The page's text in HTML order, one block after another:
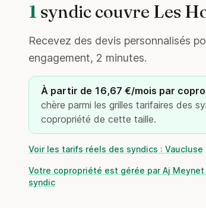
1 syndic couvre Les
Recevez des devis personnalisés
engagement, 2 minutes.
À partir de 16,67 €/mois par
chère parmi les grilles tarifaires des
copropriété de cette taille.
Voir les tarifs réels des syndics : Vaucluse
Votre copropriété est gérée par Aj
syndic